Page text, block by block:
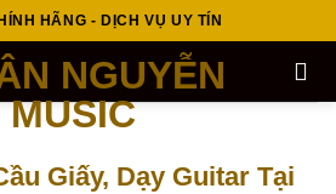
HÃNG - DỊCH VỤ UY TÍN
Giấy, Dạy Guitar Tại